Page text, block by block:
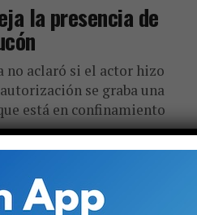
la presencia de
aclaró si el actor hizo
se graba una
está en confinamiento